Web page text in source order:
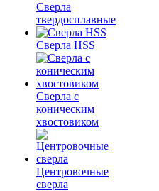
Сверла
твердосплавные
Сверла HSS
Сверла с
коническим
хвостовиком
Центровочные
сверла